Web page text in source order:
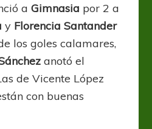
aGimnasia por 2 a
y Florencia Santander
los goles calamares,
anotó el
de Vicente López
con buenas